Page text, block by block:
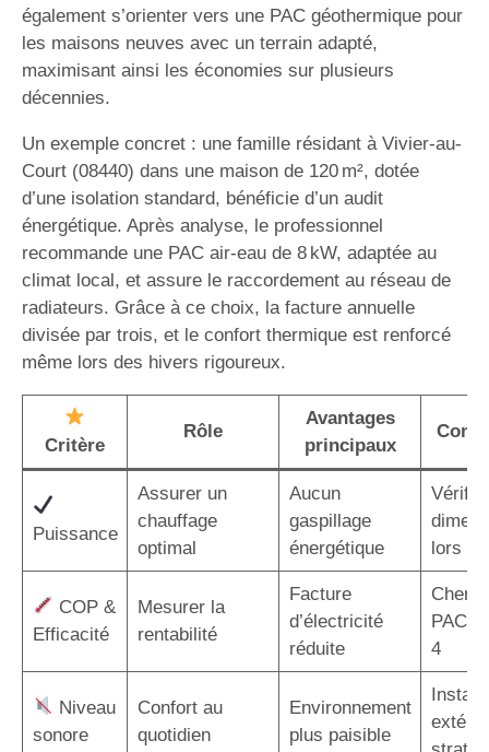
également s’orienter vers une PAC géothermique pour
les maisons neuves avec un terrain adapté,
maximisant ainsi les économies sur plusieurs
décennies.
Un exemple concret : une famille résidant à Vivier-au-
Court (08440) dans une maison de 120 m², dotée
d’une isolation standard, bénéficie d’un audit
énergétique. Après analyse, le professionnel
recommande une PAC air-eau de 8 kW, adaptée au
climat local, et assure le raccordement au réseau de
radiateurs. Grâce à ce choix, la facture annuelle
divisée par trois, et le confort thermique est renforcé
même lors des hivers rigoureux.
Critère
Rôle
Avantages
principaux
Puissance
Assurer un
chauffage
optimal
Aucun
gaspillage
énergétique
lors de
COP &
Efficacité
Mesurer la
rentabilité
Facture
d’électricité
réduite
PAC
4
Niveau
sonore
Confort au
quotidien
Environnement
plus paisible